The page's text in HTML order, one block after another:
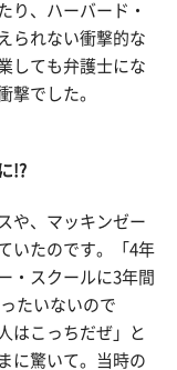
り、ハーバード・
られない衝撃的な
しても弁護士にな
撃でした。
!?
や、マッキンゼー
いたのです。「4年
・スクールに3年間
たいないので
はこっちだぜ」と
に驚いて。当時の